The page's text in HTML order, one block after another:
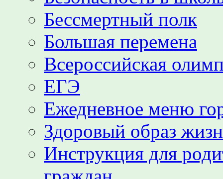
Бессмертный полк
Большая перемена
Всероссийская
ЕГЭ
Ежедневное меню
Здоровый образ
Инструкция для